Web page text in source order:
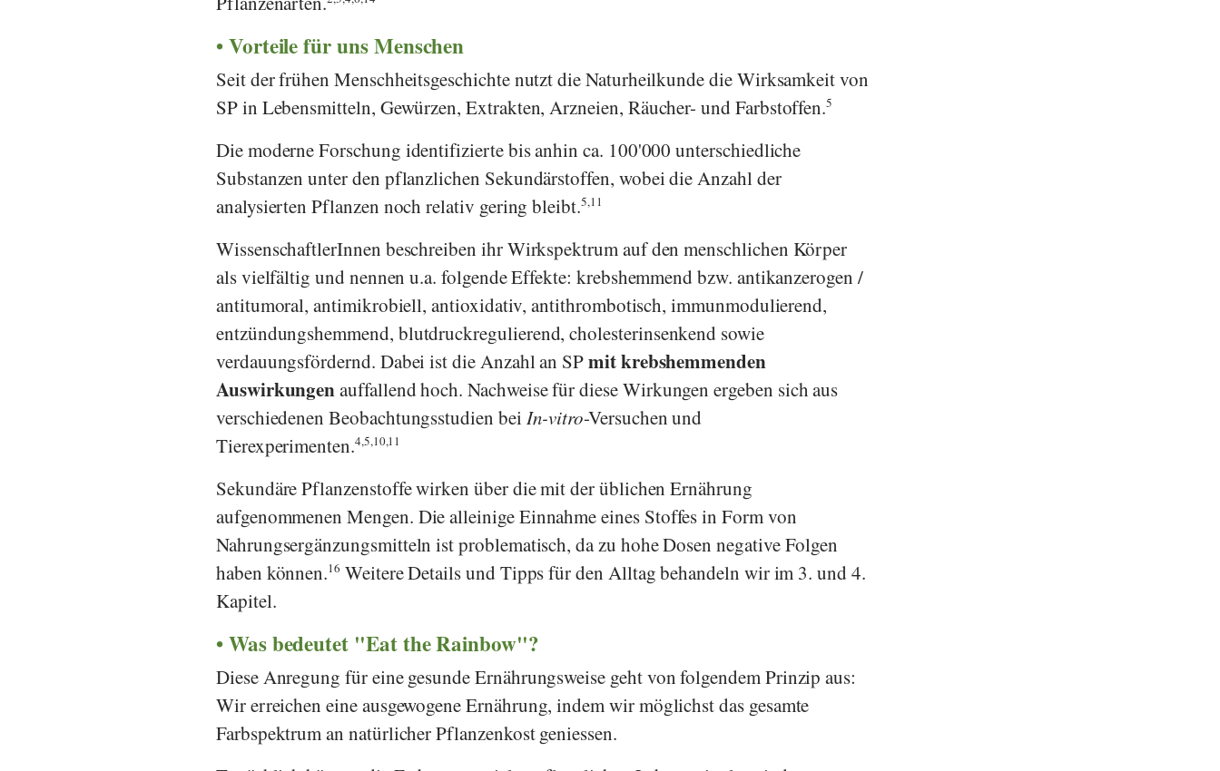
Vorteile für uns Menschen
Seit der frühen Menschheitsgeschichte nutzt die Naturheilkunde die Wirksamkeit von
SP in Lebensmitteln, Gewürzen, Extrakten, Arzneien, Räucher- und Farbstoffen.5
Die moderne Forschung identifizierte bis anhin ca. 100'000 unterschiedliche
Substanzen unter den pflanzlichen Sekundärstoffen, wobei die Anzahl der
analysierten Pflanzen noch relativ gering bleibt.5,11
WissenschaftlerInnen beschreiben ihr Wirkspektrum auf den menschlichen Körper
als vielfältig und nennen u.a. folgende Effekte: krebshemmend bzw. antikanzerogen /
antitumoral, antimikrobiell, antioxidativ, antithrombotisch, immunmodulierend,
entzündungshemmend, blutdruckregulierend, cholesterinsenkend sowie
verdauungsfördernd. Dabei ist die Anzahl an SPmit krebshemmenden
Auswirkungenauffallend hoch. Nachweise für diese Wirkungen ergeben sich aus
verschiedenen Beobachtungsstudien bei In-vitro-Versuchen und
Tierexperimenten.4,5,10,11
Sekundäre Pflanzenstoffe wirken über die mit der üblichen Ernährung
aufgenommenen Mengen. Die alleinige Einnahme eines Stoffes in Form von
Nahrungsergänzungsmitteln ist problematisch, da zu hohe Dosen negative Folgen
haben können.16 Weitere Details und Tipps für den Alltag behandeln wir im 3. und 4.
Kapitel.
Was bedeutet "Eat the Rainbow"?
Diese Anregung für eine gesunde Ernährungsweise geht von folgendem Prinzip aus:
Wir erreichen eine ausgewogene Ernährung, indem wir möglichst das gesamte
Farbspektrum an natürlicher Pflanzenkost geniessen.